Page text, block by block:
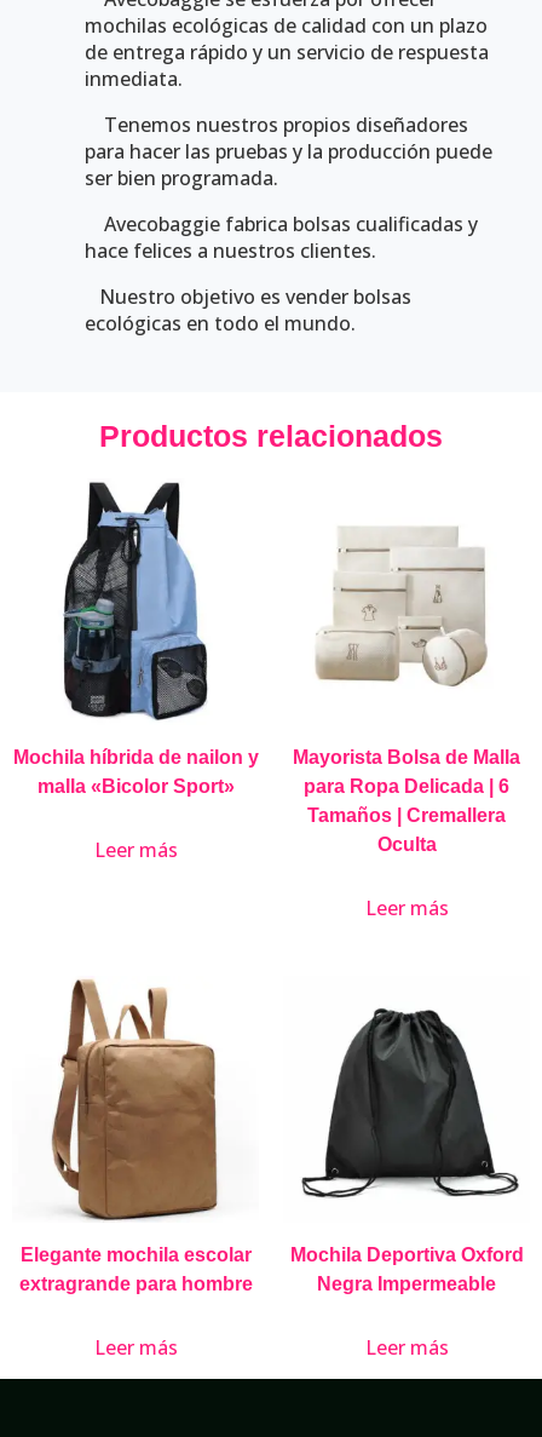
mochilas ecológicas de calidad con un plazo
de entrega rápido y un servicio de respuesta
inmediata.
Tenemos nuestros propios diseñadores
para hacer las pruebas y la producción puede
ser bien programada.
Avecobaggie fabrica bolsas cualificadas y
hace felices a nuestros clientes.
Nuestro objetivo es vender bolsas
ecológicas en todo el mundo.
Productos relacionados
Mochila híbrida de nailon y
malla «Bicolor Sport»
Leer más
Mayorista Bolsa de Malla
para Ropa Delicada | 6
Tamaños | Cremallera
Oculta
Leer más
Elegante mochila escolar
extragrande para hombre
Leer más
Mochila Deportiva Oxford
Negra Impermeable
Leer más